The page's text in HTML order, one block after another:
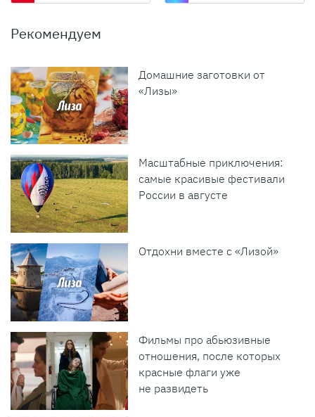
Рекомендуем
Домашние заготовки от
«Лизы»
Масштабные приключения:
самые красивые фестивали
России в августе
Отдохни вместе с «Лизой»
Фильмы про абьюзивные
отношения, после которых
красные флаги уже
не развидеть